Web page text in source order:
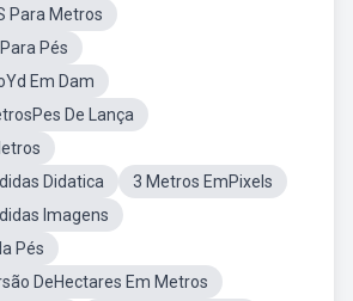
Para Metros
Pés
Em Dam
De Lança
Didatica
3 Metros EmPixels
Imagens
Pés
DeHectares Em Metros